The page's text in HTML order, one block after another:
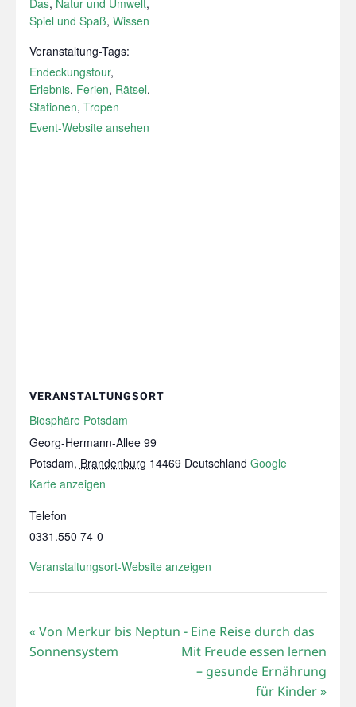
Spiel und Spaß, Wissen
Veranstaltung-Tags:
Endeckungstour,
Erlebnis, Ferien, Rätsel,
Stationen, Tropen
Event-Website ansehen
VERANSTALTUNGSORT
Biosphäre Potsdam
Georg-Hermann-Allee 99
Potsdam, Brandenburg 14469 Deutschland Google
Karte anzeigen
Telefon
0331.550 74-0
Veranstaltungsort-Website anzeigen
«Von Merkur bis Neptun - Eine Reise durch das
Sonnensystem
Mit Freude essen lernen
– gesunde Ernährung
für Kinder»